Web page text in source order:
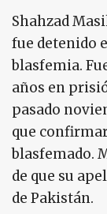
Shahzad
fue detenido
blasfemia.
años en
pasado
que
blasfemado.
de que su
de Pakistán.